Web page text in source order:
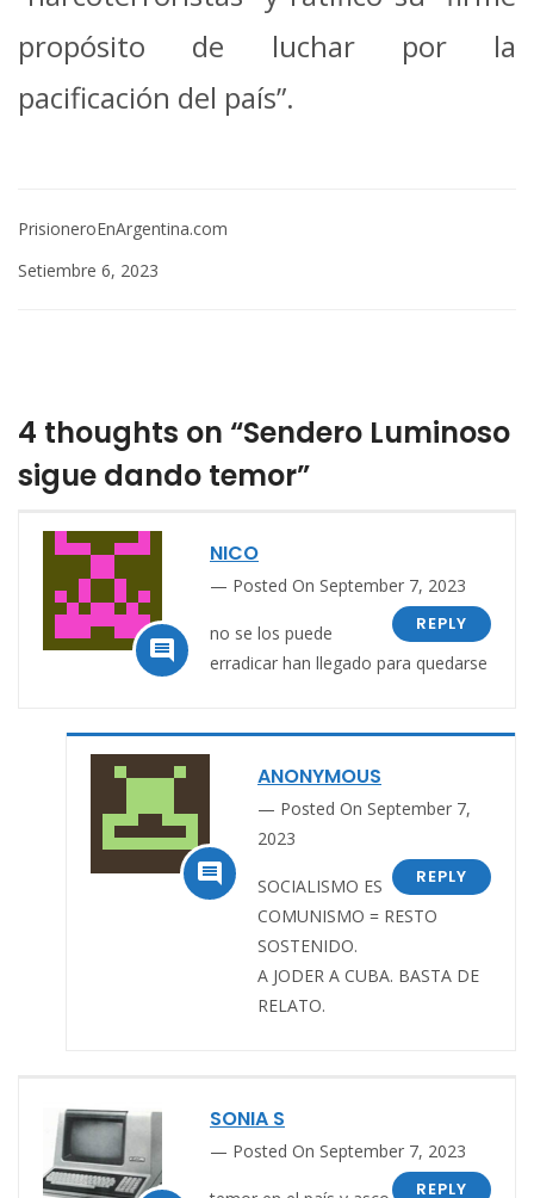
propósito de luchar por la
pacificación del país”.
PrisioneroEnArgentina.com
Setiembre 6, 2023
4 thoughts on “Sendero Luminoso
sigue dando temor”

NICO
Posted On September 7, 2023
REPLY
no se los puede
erradicar han llegado para quedarse

ANONYMOUS
Posted On September 7,
2023
REPLY
SOCIALISMO ES
COMUNISMO = RESTO
SOSTENIDO.
A JODER A CUBA. BASTA DE
RELATO.
SONIA S
Posted On September 7, 2023
REPLY